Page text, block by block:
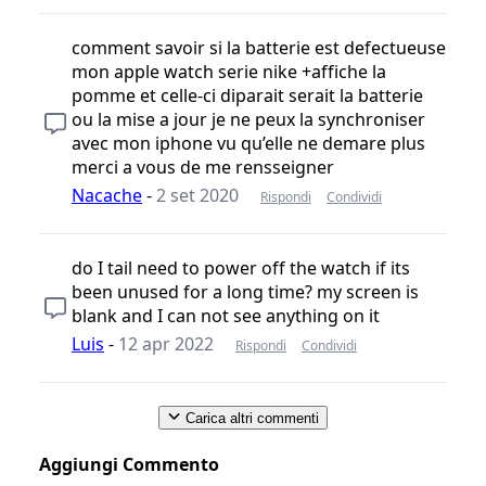
comment savoir si la batterie est defectueuse
mon apple watch serie nike +affiche la
pomme et celle-ci diparait serait la batterie
ou la mise a jour je ne peux la synchroniser
avec mon iphone vu qu’elle ne demare plus
merci a vous de me rensseigner
Nacache-2 set 2020 Rispondi Condividi
do I tail need to power off the watch if its
been unused for a long time? my screen is
blank and I can not see anything on it
Luis - 12 apr 2022 Rispondi Condividi
Carica altri commenti
Aggiungi Commento